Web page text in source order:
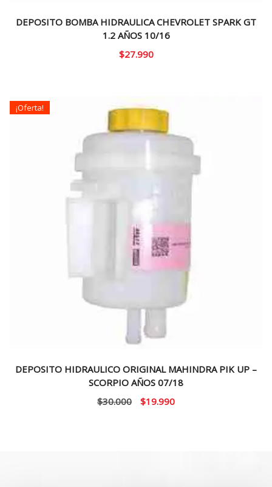
DEPOSITO BOMBA HIDRAULICA CHEVROLET SPARK GT
1.2 AÑOS 10/16
$27.990
¡Oferta!
DEPOSITO HIDRAULICO ORIGINAL MAHINDRA PIK UP –
SCORPIO AÑOS 07/18
$30.000
El
$19.990El